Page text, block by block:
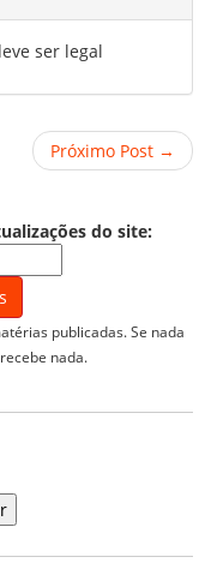
ser legal
Próximo Post →
do site:
publicadas. Se nada
nada.